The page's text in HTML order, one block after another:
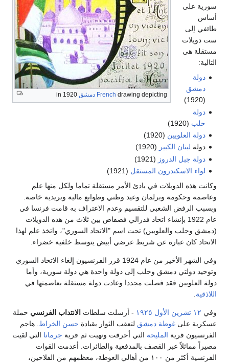
French drawing depicting دمشق
سورية على
أساس
طائفي إلى
ست دويلات
مستقلة هي
التالية:
دولة
دمشق
(1920)
دولة
حلب (1920)
دولة العلويين (1920)
دولة لبنان الكبير (1920)
دولة جبل الدروز (1921)
لواء الاسكندرون المستقل (1921)
وكانت هذه الدويلات في بادئ الأمر مستقلة تماما ولكل منها علم
وعاصمة وحكومة وبرلمان وعيد وطني وطوابع مالية وبريدية خاصة.
وبسبب الرفض الشعبي للتقسيم وعدم الاعتراف به قامت فرنسا في
عام 1922 بإنشاء اتحاد فدرالي فضفاض بين ثلاث من هذه الدويلات
(دمشق وحلب والعلويين) تحت اسم "الاتحاد السوري"، واتخذ علم لهذا
الاتحاد كان عبارة عن شريط عرضي أبيض يتوسط خلفية خضراء.
وفي الشهر الأخير من عام 1924 قرر الفرنسيون إلغاء الاتحاد السوري
وتوحيد دولتي دمشق وحلب إلى دولة واحدة هي دولة سورية، وأما
دولة العلويين فقد فصلت مجددا وعادت دولة مستقلة بعاصمتها في
اللاذقية
وفي ١٢ تشرين الأول ١٩٢٥ - أرسلت سلطات الانتداب الفرنسي حملة
عسكرية على غوطة دمشق لتعقب الثوار بقيادة حسن الخراط . هاجم
الفرنسيون قرية المليحة التي أحرقت ونهبت ثم قرية جرمانا التي لقيت
مصيراً مماثلاً عبر القصف بالمدفعية والطائرات. أعدمت القوات
الفرنسية أكثر من ١٠٠ من أهالي الغوطة، معظمهم من الفلاحين،